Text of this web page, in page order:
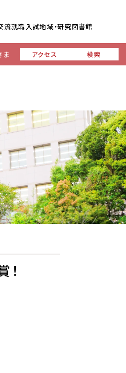
流就職入試地域・研究図書館
ま アクセス 検索